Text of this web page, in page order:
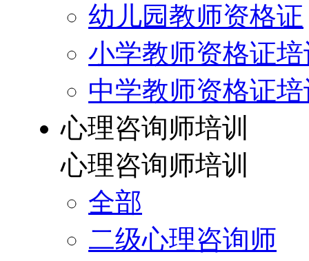
幼儿园教师资格证
小学教师资格证
中学教师资格证
心理咨询师培训
心理咨询师培训
全部
二级心理咨询师